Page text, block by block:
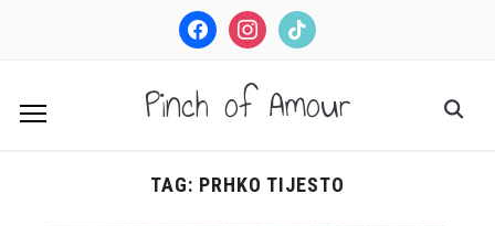
facebookinstagramtiktok
Pinch of Amour
TAG: PRHKO TIJESTO